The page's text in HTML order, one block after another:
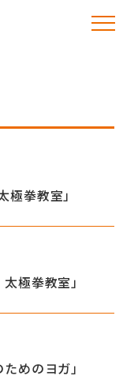
拳教室」
極拳教室」
めのヨガ」